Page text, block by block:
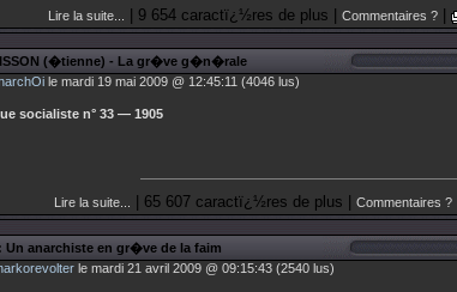
Lire la suite... | 9 654 caractï¿½res de plus | Commentaires ?|
(�tienne) - La gr�ve g�n�rale
le mardi 19 mai 2009 @ 12:45:11 (4046 lus)
socialiste n° 33 — 1905
Lire la suite... | 65 607 caractï¿½res de plus | Commentaires ?|
anarchiste en gr�ve de la faim
le mardi 21 avril 2009 @ 09:15:43 (2540 lus)